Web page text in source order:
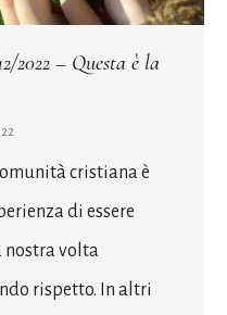
2022 – Questa è la
cristiana è
di essere
volta
rispetto. In altri